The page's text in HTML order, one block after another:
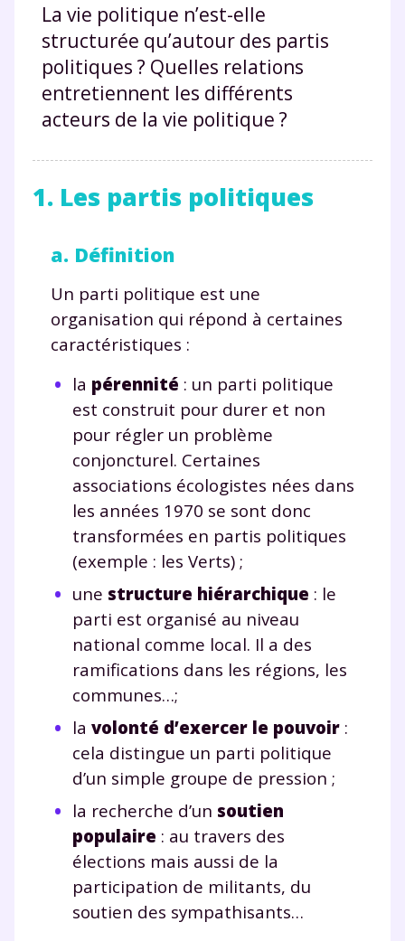
La vie politique n’est-elle
structurée qu’autour des partis
politiques ? Quelles relations
entretiennent les différents
acteurs de la vie politique ?
1. Les partis politiques
a. Définition
Un parti politique est une
organisation qui répond à certaines
caractéristiques :
la pérennité : un parti politique
est construit pour durer et non
pour régler un problème
conjoncturel. Certaines
associations écologistes nées dans
les années 1970 se sont donc
transformées en partis politiques
(exemple : les Verts) ;
une structure hiérarchique : le
parti est organisé au niveau
national comme local. Il a des
ramifications dans les régions, les
communes…;
la volonté d’exercer le pouvoir :
cela distingue un parti politique
d’un simple groupe de pression ;
la recherche d’un soutien
populaire : au travers des
élections mais aussi de la
participation de militants, du
soutien des sympathisants…